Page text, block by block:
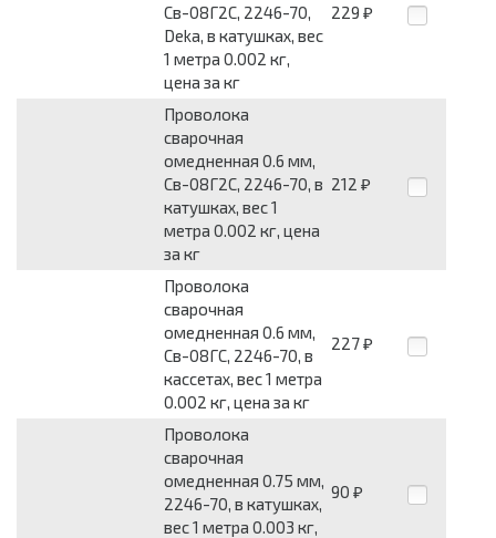
Св-08Г2С, 2246-70,
Deka, в катушках, вес
1 метра 0.002 кг,
цена за кг
229 ₽
Проволока
сварочная
омедненная 0.6 мм,
Св-08Г2С, 2246-70, в
катушках, вес 1
метра 0.002 кг, цена
за кг
212 ₽
Проволока
сварочная
омедненная 0.6 мм,
Св-08ГС, 2246-70, в
кассетах, вес 1 метра
0.002 кг, цена за кг
227 ₽
Проволока
сварочная
омедненная 0.75 мм,
2246-70, в катушках,
вес 1 метра 0.003 кг,
90 ₽